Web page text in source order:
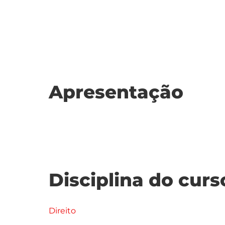
Apresentação
Disciplina do
Direito